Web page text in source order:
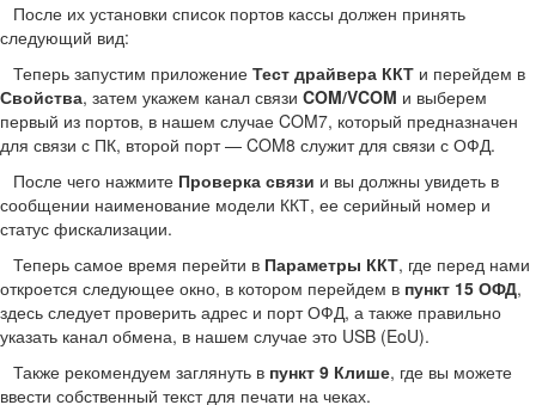
После их установки список портов кассы должен принять
следующий вид:
Теперь запустим приложение Тест драйвера ККТ и перейдем в
Свойства, затем укажем канал связи COM/VCOM и выберем
первый из портов, в нашем случае COM7, который предназначен
для связи с ПК, второй порт — COM8 служит для связи с ОФД.
После чего нажмите Проверка связи и вы должны увидеть в
сообщении наименование модели ККТ, ее серийный номер и
статус фискализации.
Теперь самое время перейти в Параметры ККТ, где перед нами
откроется следующее окно, в котором перейдем в пункт 15 ОФД,
здесь следует проверить адрес и порт ОФД, а также правильно
указать канал обмена, в нашем случае это USB (EoU).
Также рекомендуем заглянуть в пункт 9 Клише, где вы можете
ввести собственный текст для печати на чеках.